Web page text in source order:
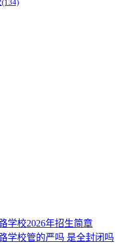
(134)
学校2026年招生简章
学校管的严吗 是全封闭吗